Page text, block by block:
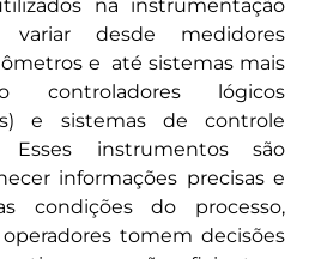
na instrumentação
variar desde medidores
e até sistemas mais
controladores lógicos
e sistemas de controle
Esses instrumentos são
informações precisas e
condições do processo,
tomem decisões